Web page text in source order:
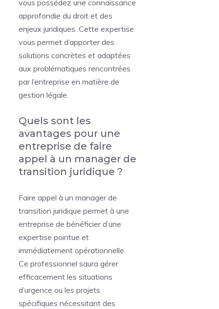
vous possédez une connaissance
approfondie du droit et des
enjeux juridiques. Cette expertise
vous permet d’apporter des
solutions concrètes et adaptées
aux problématiques rencontrées
par l’entreprise en matière de
gestion légale.
Quels sont les
avantages pour une
entreprise de faire
appel à un manager de
transition juridique ?
Faire appel à un manager de
transition juridique permet à une
entreprise de bénéficier d’une
expertise pointue et
immédiatement opérationnelle.
Ce professionnel saura gérer
efficacement les situations
d’urgence ou les projets
spécifiques nécessitant des